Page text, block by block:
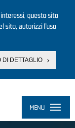
questo sito
sito, autorizzi l’uso
DI DETTAGLIO
MENU